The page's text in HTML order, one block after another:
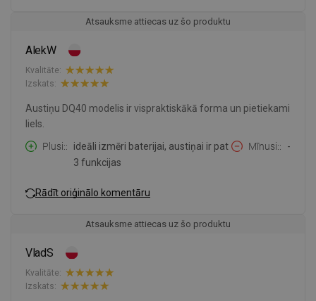
Atsauksme attiecas uz šo produktu
AlekW
Kvalitāte:
Izskats:
Austiņu DQ40 modelis ir vispraktiskākā forma un pietiekami
liels.
Plusi:
ideāli izmēri baterijai, austiņai ir pat
3 funkcijas
Mīnusi: -
Rādīt oriģinālo komentāru
Atsauksme attiecas uz šo produktu
VladS
Kvalitāte:
Izskats: